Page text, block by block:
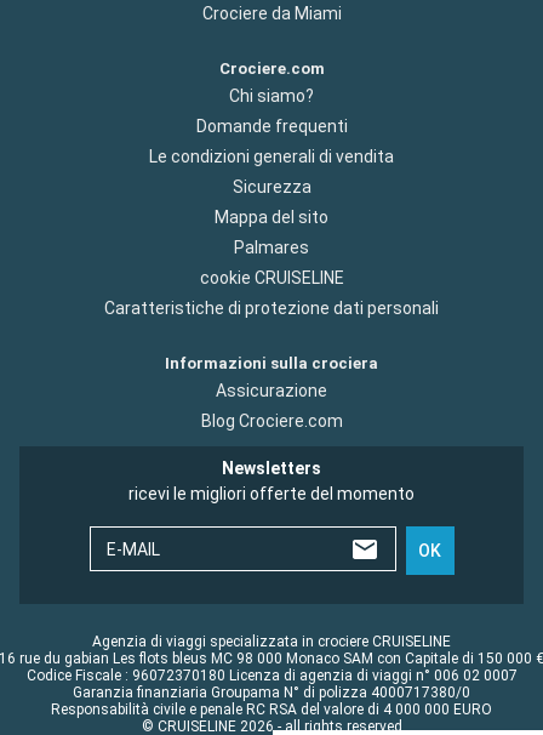
Crociere da Miami
Crociere.com
Chi siamo?
Domande frequenti
Le condizioni generali di vendita
Sicurezza
Mappa del sito
Palmares
cookie CRUISELINE
Caratteristiche di protezione dati personali
Informazioni sulla crociera
Assicurazione
Blog Crociere.com
Newsletters
ricevi le migliori offerte del momento
E-MAIL OK
Agenzia di viaggi specializzata in crociere CRUISELINE
16 rue du gabian Les flots bleus MC 98 000 Monaco SAM con Capitale di 150 000 €
Codice Fiscale : 96072370180 Licenza di agenzia di viaggi n° 006 02 0007
Garanzia finanziaria Groupama N° di polizza 4000717380/0
Responsabilità civile e penale RC RSA del valore di 4 000 000 EURO
© CRUISELINE 2026 - all rights reserved